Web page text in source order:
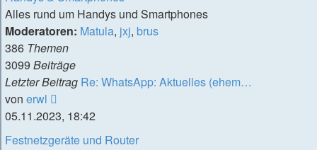
Alles rund um Handys und Smartphones
Moderatoren: Matula, jxj, brus
386 Themen
3099 Beiträge
Letzter Beitrag Re: WhatsApp: Aktuelles (ehem…
von erwl
Beitrag
05.11.2023, 18:42
Festnetzgeräte und Router